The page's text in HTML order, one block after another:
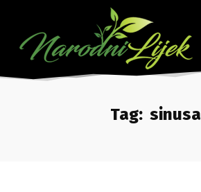
Tag: sinusa